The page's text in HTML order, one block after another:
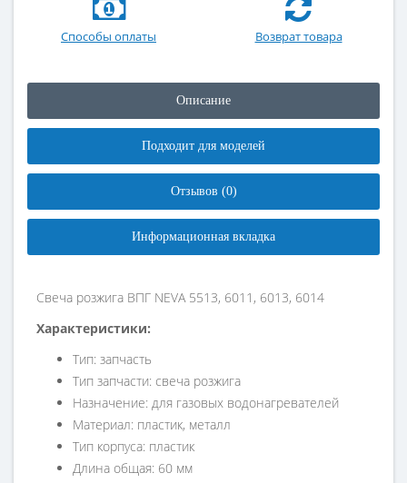
Способы оплаты Возврат товара
Описание
Подходит для моделей
Отзывов (0)
Информационная вкладка
Cвеча розжига ВПГ NEVA 5513, 6011, 6013, 6014
Характеристики:
Тип: запчасть
Тип запчасти: свеча розжига
Назначение: для газовых водонагревателей
Материал: пластик, металл
Тип корпуса: пластик
Длина общая: 60 мм